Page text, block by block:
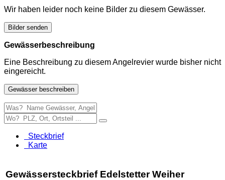
Wir haben leider noch keine Bilder zu diesem Gewässer.
Bilder senden
Gewässerbeschreibung
Eine Beschreibung zu diesem Angelrevier wurde bisher nicht
eingereicht.
Gewässer beschreiben
Steckbrief
Karte
Gewässersteckbrief Edelstetter Weiher